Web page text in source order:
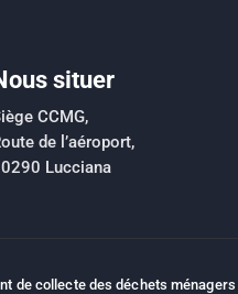
situer
CCMG,
de l’aéroport,
Lucciana
de collecte des déchets